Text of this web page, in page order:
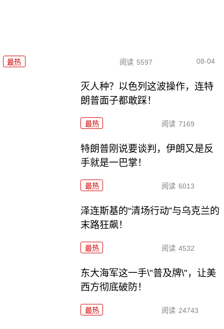
最热 阅读 5597 08-04
灭人种？以色列这波操作，连特
朗普面子都敢踩！
最热 阅读 7169
特朗普刚说要谈判，伊朗又是反
手就是一巴掌！
最热 阅读 6013
泽连斯基的“清场行动”与乌克兰的
末路狂飙！
最热 阅读 4532
东大海军这一手\"普及牌\"，让美
西方彻底破防！
最热 阅读 24743